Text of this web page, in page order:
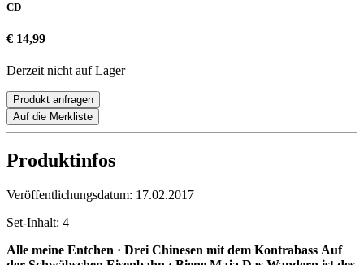
CD
€ 14,99
Derzeit nicht auf Lager
Produkt anfragen
Auf die Merkliste
Produktinfos
Veröffentlichungsdatum: 17.02.2017
Set-Inhalt: 4
Alle meine Entchen · Drei Chinesen mit dem Kontrabass Auf